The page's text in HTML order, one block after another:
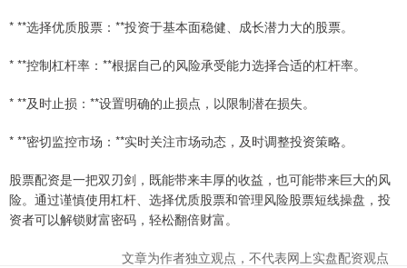
* **选择优质股票：**投资于基本面稳健、成长潜力大的股票。
* **控制杠杆率：**根据自己的风险承受能力选择合适的杠杆率。
* **及时止损：**设置明确的止损点，以限制潜在损失。
* **密切监控市场：**实时关注市场动态，及时调整投资策略。
股票配资是一把双刃剑，既能带来丰厚的收益，也可能带来巨大的风
险。通过谨慎使用杠杆、选择优质股票和管理风险股票短线操盘，投
资者可以解锁财富密码，轻松翻倍财富。
文章为作者独立观点，不代表网上实盘配资观点